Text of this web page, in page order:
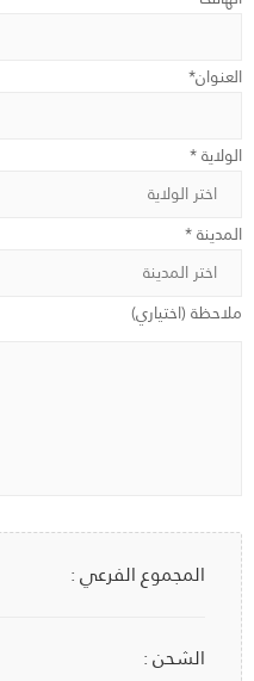
العنوان*
الولاية *
المدينة *
ملاحظة (اختياري)
المجموع الفرعي :
الشحن :